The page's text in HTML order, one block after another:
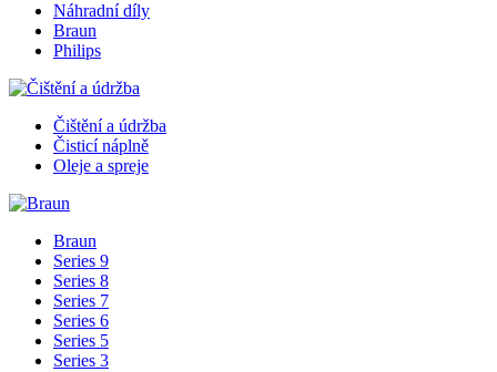
Náhradní díly
Braun
Philips
Čištění a údržba
Čisticí náplně
Oleje a spreje
Braun
Series 9
Series 8
Series 7
Series 6
Series 5
Series 3